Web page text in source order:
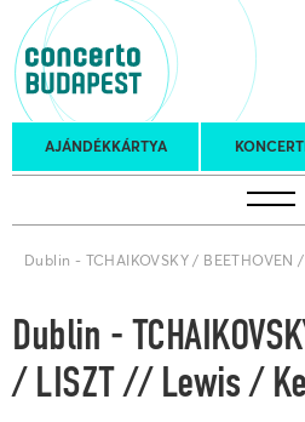
AJÁNDÉKKÁRTYA
Koncertnaptár
turnék
Dublin - TCHAIKOVSKY /
Dublin -
/ LISZT // Lewis /